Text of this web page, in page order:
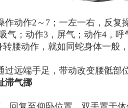
作动作2～7；一左一右，反复
气；动作3，屏气；动作4，
转腰动作，就如同蛇身体一般
过远端手足，带动改变腰骶部
滞气挪